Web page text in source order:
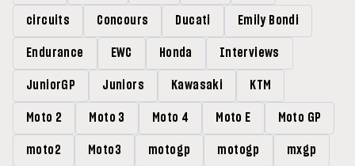
circuits Concours Ducati Emily Bondi
Endurance EWC Honda Interviews
JuniorGP Juniors Kawasaki KTM
Moto 2 Moto 3 Moto 4 Moto E Moto GP
moto2 Moto3 motogp motogp mxgp